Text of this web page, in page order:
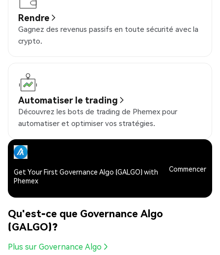
Rendre
Gagnez des revenus passifs en toute sécurité avec la
crypto.
Automatiser le trading
Découvrez les bots de trading de Phemex pour
automatiser et optimiser vos stratégies.
Get Your First Governance Algo (GALGO) with
Phemex
Commencer
Qu'est-ce que Governance Algo
(GALGO)?
Plus sur Governance Algo